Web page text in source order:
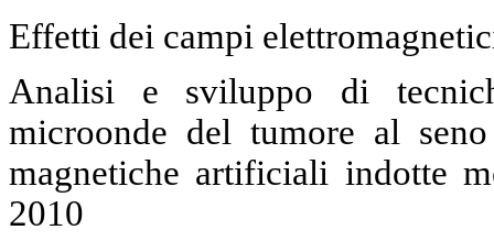
Effetti dei campi
Analisi e sviluppo di
microonde del tumore al
magnetiche artificiali indotte
2010